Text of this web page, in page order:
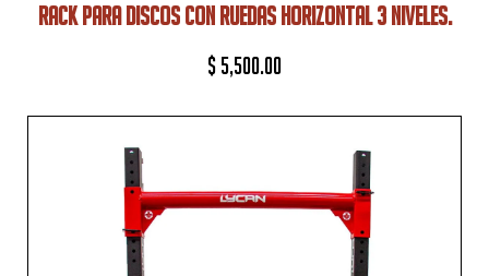
RACK PARA DISCOS CON RUEDAS HORIZONTAL 3 NIVELES.
$ 5,500.00